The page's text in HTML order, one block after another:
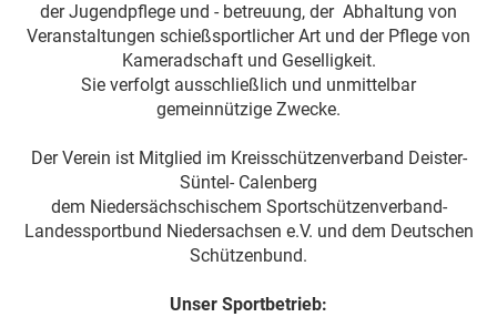
der Jugendpflege und - betreuung, der Abhaltung von
Veranstaltungen schießsportlicher Art und der Pflege von
Kameradschaft und Geselligkeit.
Sie verfolgt ausschließlich und unmittelbar
gemeinnützige Zwecke.
Der Verein ist Mitglied im Kreisschützenverband Deister-
Süntel- Calenberg
dem Niedersächschischem Sportschützenverband-
Landessportbund Niedersachsen e.V. und dem Deutschen
Schützenbund.
Unser Sportbetrieb: